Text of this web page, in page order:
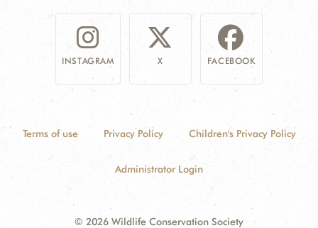
INSTAGRAM X FACEBOOK
Terms of use Privacy Policy Children's Privacy Policy
Administrator Login
© 2026 Wildlife Conservation Society